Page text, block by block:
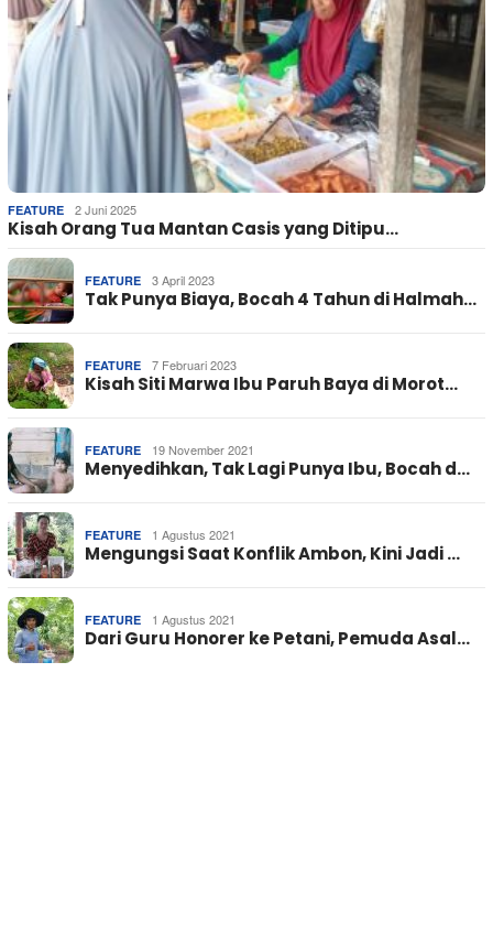
FEATURE 2 Juni 2025
Kisah Orang Tua Mantan Casis yang Ditipu…
FEATURE 3 April 2023
Tak Punya Biaya, Bocah 4 Tahun di Halmah…
FEATURE 7 Februari 2023
Kisah Siti Marwa Ibu Paruh Baya di Morot…
FEATURE 19 November 2021
Menyedihkan, Tak Lagi Punya Ibu, Bocah d…
FEATURE 1 Agustus 2021
Mengungsi Saat Konflik Ambon, Kini Jadi …
FEATURE 1 Agustus 2021
Dari Guru Honorer ke Petani, Pemuda Asal…